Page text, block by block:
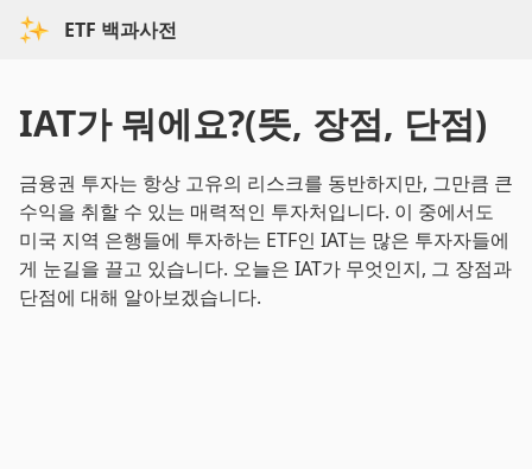
ETF 백과사전
IAT가 뭐에요?(뜻, 장점, 단점)
금융권 투자는 항상 고유의 리스크를 동반하지만, 그만큼 큰
수익을 취할 수 있는 매력적인 투자처입니다. 이 중에서도
미국 지역 은행들에 투자하는 ETF인 IAT는 많은 투자자들에
게 눈길을 끌고 있습니다. 오늘은 IAT가 무엇인지, 그 장점과
단점에 대해 알아보겠습니다.